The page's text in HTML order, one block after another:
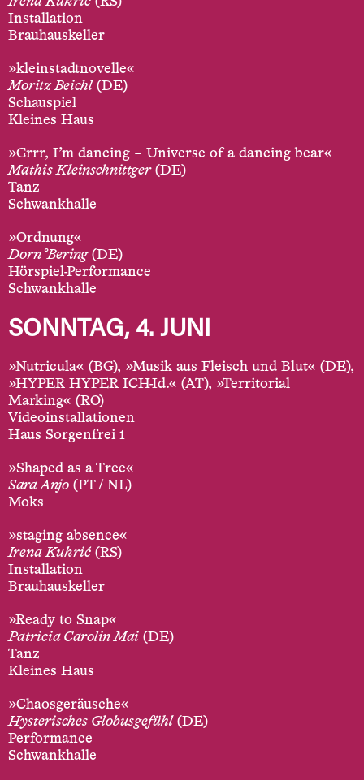
Installation
Brauhauskeller
»kleinstadtnovelle«
Moritz Beichl(DE)
Schauspiel
Kleines Haus
»Grrr, I’m dancing – Universe of a dancing bear«
Mathis Kleinschnittger(DE)
Tanz
Schwankhalle
»Ordnung«
Dorn°Bering(DE)
Hörspiel-Performance
Schwankhalle
SONNTAG, 4. JUNI
»Nutricula« (BG), »Musik aus Fleisch und Blut« (DE),
»HYPER HYPER ICH-Id.« (AT), »Territorial
Marking« (RO)
Videoinstallationen
Haus Sorgenfrei 1
»Shaped as a Tree«
Sara Anjo (PT / NL)
Moks
»staging absence«
Irena Kukrić (RS)
Installation
Brauhauskeller
»Ready to Snap«
Patricia Carolin Mai (DE)
Tanz
Kleines Haus
»Chaosgeräusche«
Hysterisches Globusgefühl(DE)
Performance
Schwankhalle